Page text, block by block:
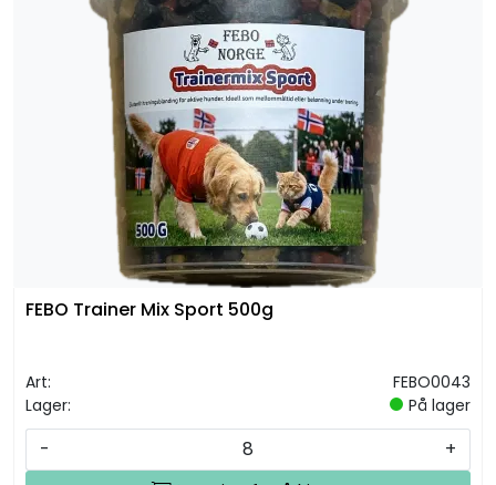
FEBO Trainer Mix Sport 500g
Art:
FEBO0043
Lager:
På lager
-
+